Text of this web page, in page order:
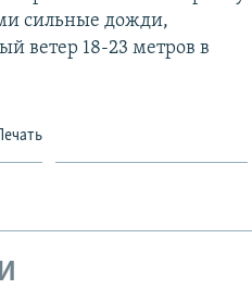
сильные дожди,
ветер 18-23 метров в
Печать